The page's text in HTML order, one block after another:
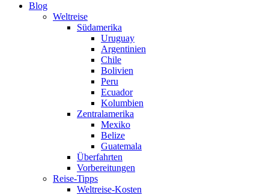
Blog
Weltreise
Südamerika
Uruguay
Argentinien
Chile
Bolivien
Peru
Ecuador
Kolumbien
Zentralamerika
Mexiko
Belize
Guatemala
Überfahrten
Vorbereitungen
Reise-Tipps
Weltreise-Kosten